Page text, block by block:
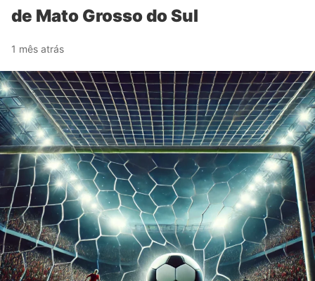
de Mato Grosso do Sul
1 mês atrás